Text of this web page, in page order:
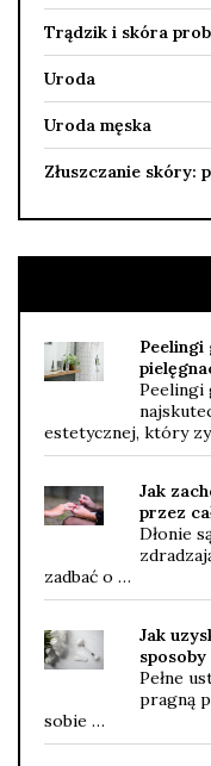
Trądzik i skóra
Uroda
Uroda męska
Złuszczanie skóry:
Peelingi
Peelingi
estetycznej, który
Jak
przez
Dłonie
zadbać o …
Jak
sposoby
Pełne
pragną
sobie …